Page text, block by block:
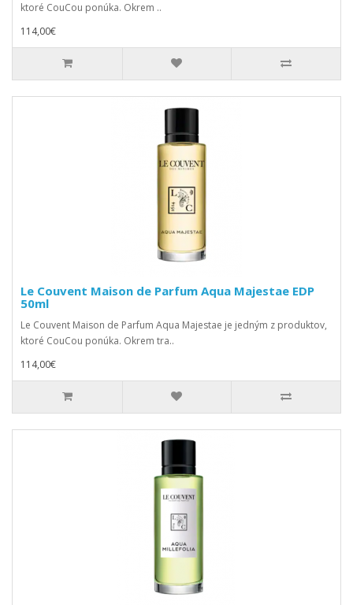
ktoré CouCou ponúka. Okrem ..
114,00€
Le Couvent Maison de Parfum Aqua Majestae EDP
50ml
Le Couvent Maison de Parfum Aqua Majestae je jedným z produktov,
ktoré CouCou ponúka. Okrem tra..
114,00€